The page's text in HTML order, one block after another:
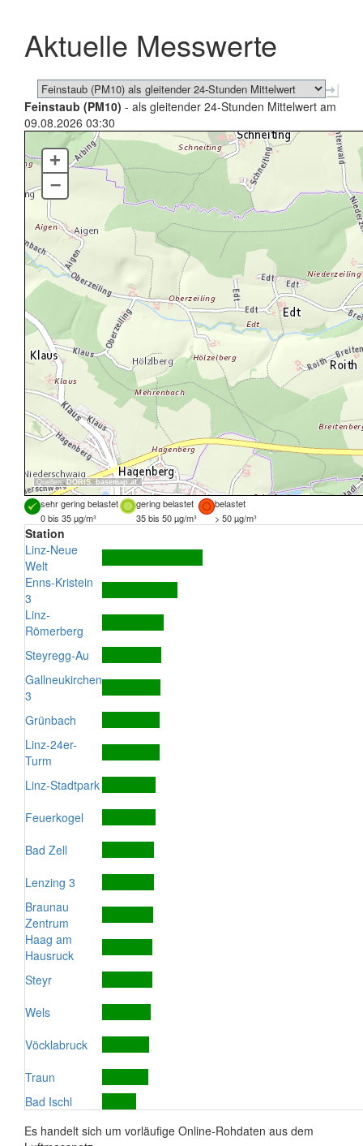
schließen
Aktuelle Messwerte
Feinstaub (PM10) - als gleitender 24-Stunden Mittelwert am
09.08.2026 03:30
Quellen: DORIS,basemap.at
+
–
sehr gering belastet gering belastet
belastet
0 bis 35 µg/m³
35 bis 50 µg/m³ > 50 µg/m³
Station
Linz-Neue
Welt
Enns-Kristein
3
Linz-
Römerberg
Steyregg-Au
Gallneukirchen
3
Grünbach
Linz-24er-
Turm
Linz-Stadtpark
Feuerkogel
Bad Zell
Lenzing 3
Braunau
Zentrum
Haag am
Hausruck
Steyr
Wels
Vöcklabruck
Traun
Bad Ischl
Es handelt sich um vorläufige Online-Rohdaten aus dem